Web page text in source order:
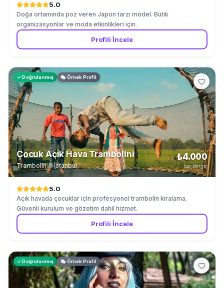
5.0
Doğa ortamında poz veren Japon tarzı model. Butik
organizasyonlar ve moda etkinlikleri için.
Profili İncele
✓ Doğrulanmış 🎭 Örnek Profil
Çocuk Açık Hava Trambolini
Trambolin· İstanbul
₺4.000
başlangıç
5.0
Açık havada çocuklar için profesyonel trambolin kiralama.
Güvenli kurulum ve gözetim dahil hizmet.
Profili İncele
✓ Doğrulanmış 🎭 Örnek Profil